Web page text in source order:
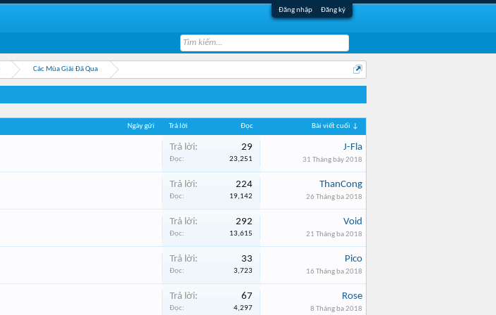
Đăng nhập Đăng ký
Các Mùa Giải Đã Qua
Ngày gửi Trả lời Đọc Bài viết cuối ↓
Trả lời: 29
Đọc: 23,251
J-Fla
31 Tháng bảy 2018
Trả lời: 224
Đọc: 19,142
ThanCong
26 Tháng ba 2018
Trả lời: 292
Đọc: 13,615
Void
21 Tháng ba 2018
Trả lời: 33
Đọc: 3,723
Pico
16 Tháng ba 2018
Trả lời: 67
Đọc: 4,297
Rose
8 Tháng ba 2018